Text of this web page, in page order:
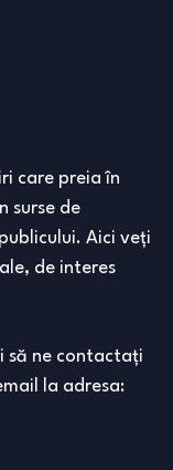
care preia în
surse de
Aici veţi
de interes
să ne contactaţi
la adresa: